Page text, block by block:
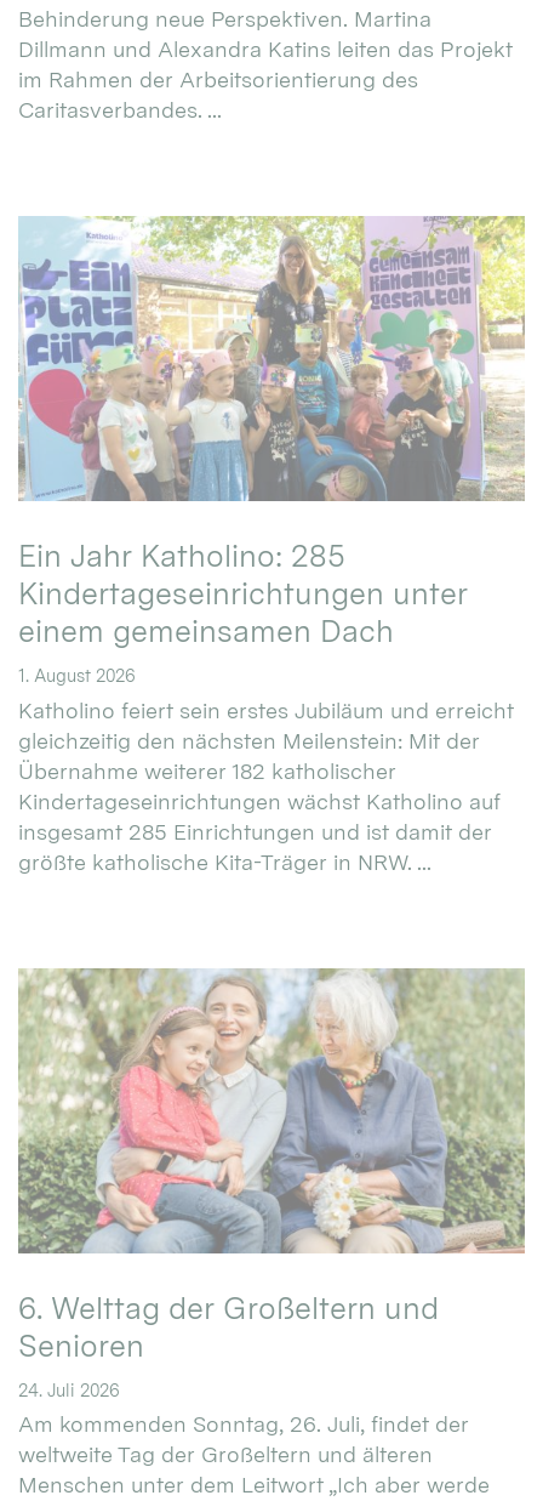
Behinderung neue Perspektiven. Martina
Dillmann und Alexandra Katins leiten das Projekt
im Rahmen der Arbeitsorientierung des
Caritasverbandes. ...
Ein Jahr Katholino: 285
Kindertageseinrichtungen unter
einem gemeinsamen Dach
1. August 2026
Katholino feiert sein erstes Jubiläum und erreicht
gleichzeitig den nächsten Meilenstein: Mit der
Übernahme weiterer 182 katholischer
Kindertageseinrichtungen wächst Katholino auf
insgesamt 285 Einrichtungen und ist damit der
größte katholische Kita-Träger in NRW. ...
6. Welttag der Großeltern und
Senioren
24. Juli 2026
Am kommenden Sonntag, 26. Juli, findet der
weltweite Tag der Großeltern und älteren
Menschen unter dem Leitwort „Ich aber werde